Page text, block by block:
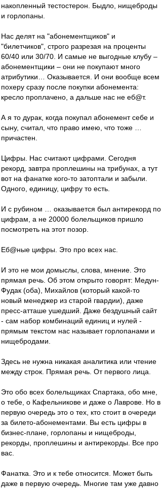
накопленный тестостерон. Быдло, нищеброды
и горлопаны.
Нас делят на "абонементщиков" и
"билетчиков", строго разрезая на проценты
60/40 или 30/70. И самые не выгодные клубу –
абонементщики – они не покупают много
атрибутики… Оказывается. И они вообще всем
похеру сразу после покупки абонемента:
кресло проплачено, а дальше нас не еб@т.
А я то дурак, когда покупал абонемент себе и
сыну, считал, что право имею, что тоже …
причастен.
Цифры. Нас считают цифрами. Сегодня
рекорд, завтра проплешины на трибунах, а тут
вот на фанатке кого-то затоптали и забыли.
Одного, единицу, цифру то есть.
И с рубином … оказывается был антирекорд по
цифрам, а не 20000 болельщиков пришло
посмотреть на этот позор.
Еб@ные цифры. Это про всех нас.
И это не мои домыслы, слова, мнение. Это
прямая речь. Об этом открыто говорят: Медун-
Фудак (оба), Михайлов (который какой-то
новый менеджер из старой гвардии), даже
пресс-атташе ушедший. Даже бездушный сайт
- сам набор комбинаций единиц и нулей -
прямым текстом нас называет горлопанами и
нищебродами.
Здесь не нужна никакая аналитика или чтение
между строк. Прямая речь. От первого лица.
Это обо всех болельщиках Спартака, обо мне,
о тебе, о Кафельникове и даже о Лаврове. Но в
первую очередь это о тех, кто стоит в очереди
за билето-абонементами. Вы есть цифры в
бизнес-плане, горлопаны и нищеброды,
рекорды, проплешины и антирекорды. Все про
вас.
Фанатка. Это и к тебе относится. Может быть
даже в первую очередь. Многие там уже давно